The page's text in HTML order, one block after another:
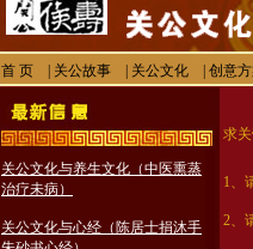
首 页 关公故事 关公文化 创意
求关
1、
2、